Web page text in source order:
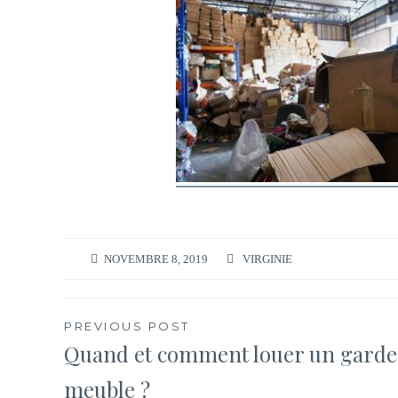
NOVEMBRE 8, 2019 VIRGINIE
Navigation
de
PREVIOUS POST
Quand et comment louer un
meuble ?